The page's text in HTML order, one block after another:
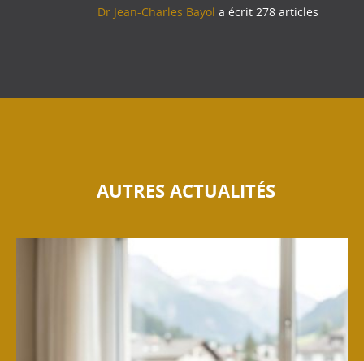
Dr Jean-Charles Bayol a écrit 278 articles
AUTRES ACTUALITÉS